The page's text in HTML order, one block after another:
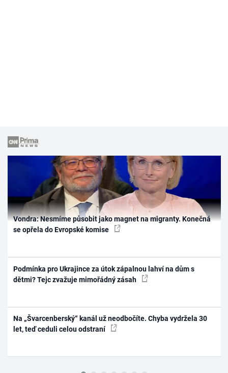
Vondra: Nesmíme působit jako magnet na migranty. Konečná
se opřela do Evropské komise
Podmínka pro Ukrajince za útok zápalnou lahví na dům s
dětmi? Tejc zvažuje mimořádný zásah
Na „Švarcenberský“ kanál už neodbočíte. Chyba vydržela 30
let, teď ceduli celou odstraní